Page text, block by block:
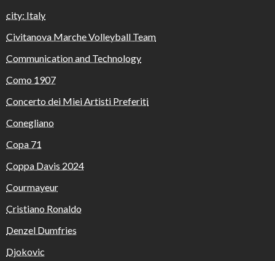
city: Italy
Civitanova Marche Volleyball Team
Communication and Technology
Como 1907
Concerto dei Miei Artisti Preferiti
Conegliano
Copa 71
Coppa Davis 2024
Courmayeur
Cristiano Ronaldo
Denzel Dumfries
Djokovic